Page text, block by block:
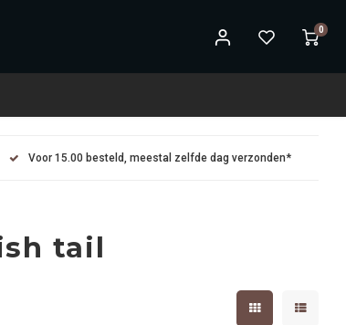
0
Voor 15.00 besteld, meestal zelfde dag verzonden*
tail